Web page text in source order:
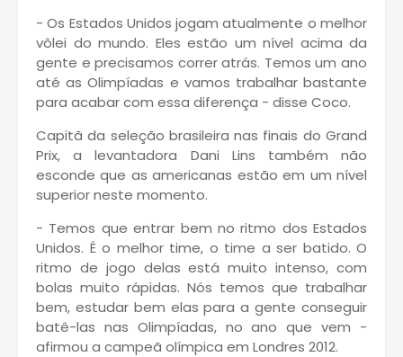
- Os Estados Unidos jogam atualmente o melhor
vôlei do mundo. Eles estão um nível acima da
gente e precisamos correr atrás. Temos um ano
até as Olimpíadas e vamos trabalhar bastante
para acabar com essa diferença - disse Coco.
Capitã da seleção brasileira nas finais do Grand
Prix, a levantadora Dani Lins também não
esconde que as americanas estão em um nível
superior neste momento.
- Temos que entrar bem no ritmo dos Estados
Unidos. É o melhor time, o time a ser batido. O
ritmo de jogo delas está muito intenso, com
bolas muito rápidas. Nós temos que trabalhar
bem, estudar bem elas para a gente conseguir
batê-las nas Olimpíadas, no ano que vem -
afirmou a campeã olímpica em Londres 2012.